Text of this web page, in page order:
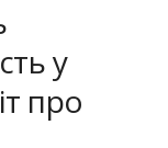
у
про